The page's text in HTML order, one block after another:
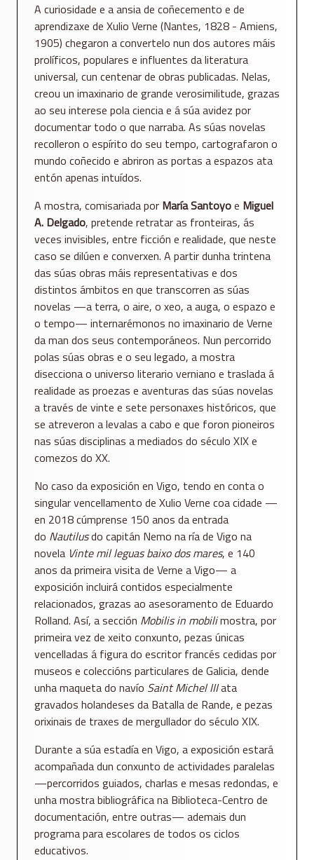
A curiosidade e a ansia de coñecemento e de
aprendizaxe de Xulio Verne (Nantes, 1828 - Amiens,
1905) chegaron a convertelo nun dos autores máis
prolíficos, populares e influentes da literatura
universal, cun centenar de obras publicadas. Nelas,
creou un imaxinario de grande verosimilitude, grazas
ao seu interese pola ciencia e á súa avidez por
documentar todo o que narraba. As súas novelas
recolleron o espírito do seu tempo, cartografaron o
mundo coñecido e abriron as portas a espazos ata
entón apenas intuídos.
A mostra, comisariada por María Santoyoe Miguel
A. Delgado, pretende retratar as fronteiras, ás
veces invisibles, entre ficción e realidade, que neste
caso se dilúen e converxen. A partir dunha trintena
das súas obras máis representativas e dos
distintos ámbitos en que transcorren as súas
novelas —a terra, o aire, o xeo, a auga, o espazo e
o tempo— internarémonos no imaxinario de Verne
da man dos seus contemporáneos. Nun percorrido
polas súas obras e o seu legado, a mostra
disecciona o universo literario verniano e traslada á
realidade as proezas e aventuras das súas novelas
a través de vinte e sete personaxes históricos, que
se atreveron a levalas a cabo e que foron pioneiros
nas súas disciplinas a mediados do século XIX e
comezos do XX.
No caso da exposición en Vigo, tendo en conta o
singular vencellamento de Xulio Verne coa cidade —
en 2018 cúmprense 150 anos da entrada
do Nautilusdo capitán Nemo na ría de Vigo na
novela Vinte mil leguas baixo dos mares, e 140
anos da primeira visita de Verne a Vigo— a
exposición incluirá contidos especialmente
relacionados, grazas ao asesoramento de Eduardo
Rolland. Así, a sección Mobilis in mobilimostra, por
primeira vez de xeito conxunto, pezas únicas
vencelladas á figura do escritor francés cedidas por
museos e coleccións particulares de Galicia, dende
unha maqueta do navío Saint Michel IIIata
gravados holandeses da Batalla de Rande, e pezas
orixinais de traxes de mergullador do século XIX.
Durante a súa estadía en Vigo, a exposición estará
acompañada dun conxunto de actividades paralelas
—percorridos guiados, charlas e mesas redondas, e
unha mostra bibliográfica na Biblioteca-Centro de
documentación, entre outras— ademais dun
programa para escolares de todos os ciclos
educativos.